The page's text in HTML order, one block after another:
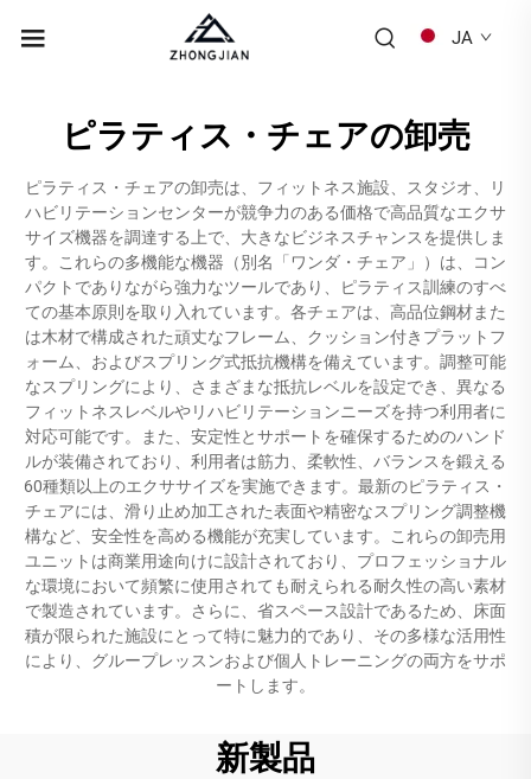
JA
ピラティス・チェアの卸売
ピラティス・チェアの卸売は、フィットネス施設、スタジオ、リ
ハビリテーションセンターが競争力のある価格で高品質なエクサ
サイズ機器を調達する上で、大きなビジネスチャンスを提供しま
す。これらの多機能な機器（別名「ワンダ・チェア」）は、コン
パクトでありながら強力なツールであり、ピラティス訓練のすべ
ての基本原則を取り入れています。各チェアは、高品位鋼材また
は木材で構成された頑丈なフレーム、クッション付きプラットフ
ォーム、およびスプリング式抵抗機構を備えています。調整可能
なスプリングにより、さまざまな抵抗レベルを設定でき、異なる
フィットネスレベルやリハビリテーションニーズを持つ利用者に
対応可能です。また、安定性とサポートを確保するためのハンド
ルが装備されており、利用者は筋力、柔軟性、バランスを鍛える
60種類以上のエクササイズを実施できます。最新のピラティス・
チェアには、滑り止め加工された表面や精密なスプリング調整機
構など、安全性を高める機能が充実しています。これらの卸売用
ユニットは商業用途向けに設計されており、プロフェッショナル
な環境において頻繁に使用されても耐えられる耐久性の高い素材
で製造されています。さらに、省スペース設計であるため、床面
積が限られた施設にとって特に魅力的であり、その多様な活用性
により、グループレッスンおよび個人トレーニングの両方をサポ
ートします。
新製品